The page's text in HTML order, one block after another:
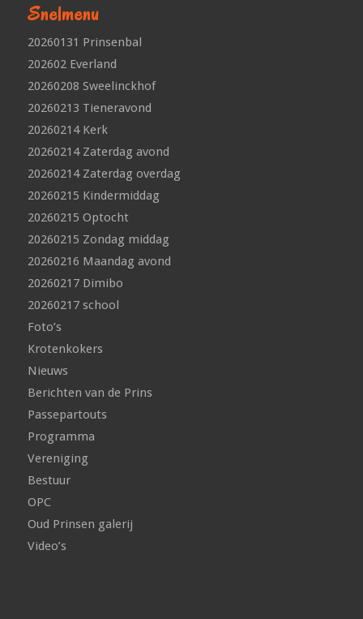
Snelmenu
20260131 Prinsenbal
202602 Everland
20260208 Sweelinckhof
20260213 Tieneravond
20260214 Kerk
20260214 Zaterdag avond
20260214 Zaterdag overdag
20260215 Kindermiddag
20260215 Optocht
20260215 Zondag middag
20260216 Maandag avond
20260217 Dimibo
20260217 school
Foto’s
Krotenkokers
Nieuws
Berichten van de Prins
Passepartouts
Programma
Vereniging
Bestuur
OPC
Oud Prinsen galerij
Video’s